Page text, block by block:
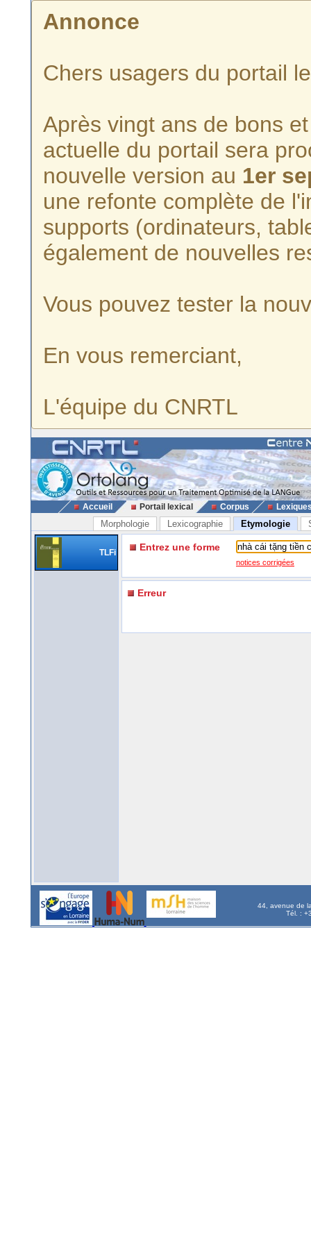
Annonce
Chers usagers du portail
Après vingt ans de bons
actuelle du portail sera
nouvelle version au 1er
une refonte complète de
supports (ordinateurs,
également de nouvelles
Vous pouvez tester la
En vous remerciant,
L'équipe du CNRTL
Accueil Portail lexical Corpus
Morphologie Lexicographie Etymologie
TLFi Entrez une forme
notices corrigées
Erreur
44, avenue de
Tél. :